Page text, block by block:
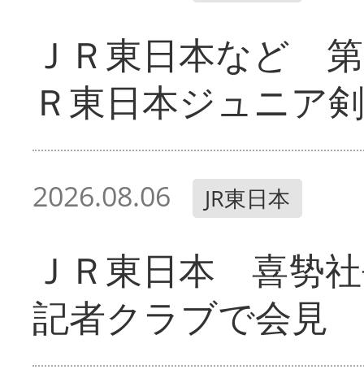
ＪＲ東日本など
Ｒ東日本ジュニア
2026.08.06 JR東日本
ＪＲ東日本 喜㔟
記者クラブで会見